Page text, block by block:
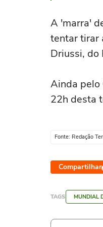
A 'marra'
tentar tirar
Driussi, do
Ainda pelo
22h desta
Fonte: Redação
Compartilhar
TAGS MUNDIAL